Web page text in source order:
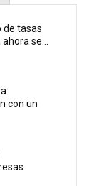
de tasas
se...
con un